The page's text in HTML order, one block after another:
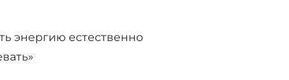
энергию естественно